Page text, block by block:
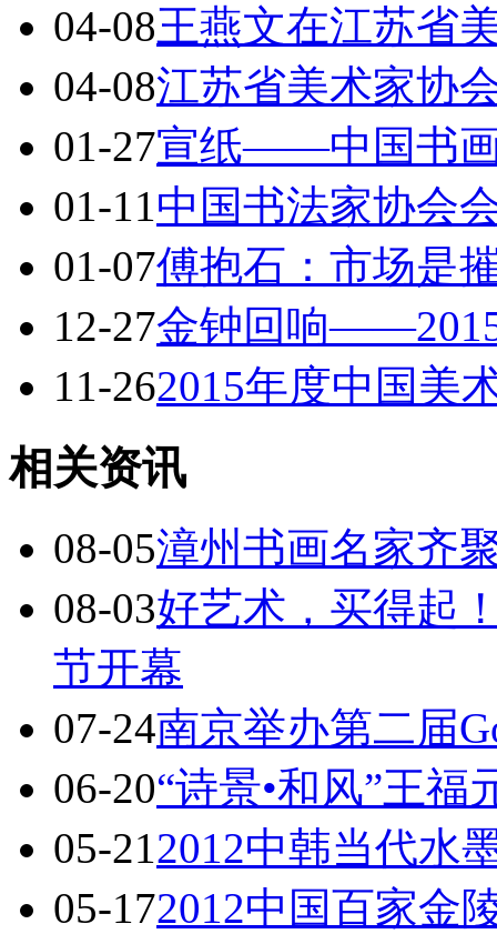
04-08王燕文在江苏省
04-08江苏省美术家协
01-27宣纸——中国书
01-11中国书法家协会
01-07傅抱石：市场是
12-27金钟回响
11-262015年度中国美
相关资讯
08-05漳州书画名家齐
08-03好艺术，买得起
节开幕
07-24南京举办第二届
06-20“诗景•和风”王
05-212012中韩当代水
05-172012中国百家金